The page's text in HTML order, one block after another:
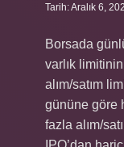
Tarih: Aralık 6,
Borsada
varlık
alım/satım
gününe göre
fazla alım/